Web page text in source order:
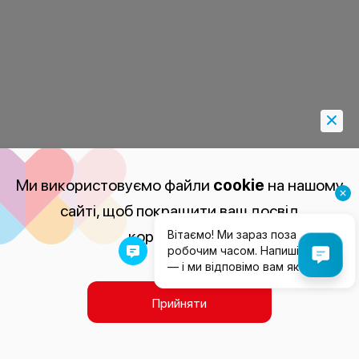
Ми використовуємо файли cookie на нашому
сайті, щоб покращити ваш досвід
користування.
Прийняти